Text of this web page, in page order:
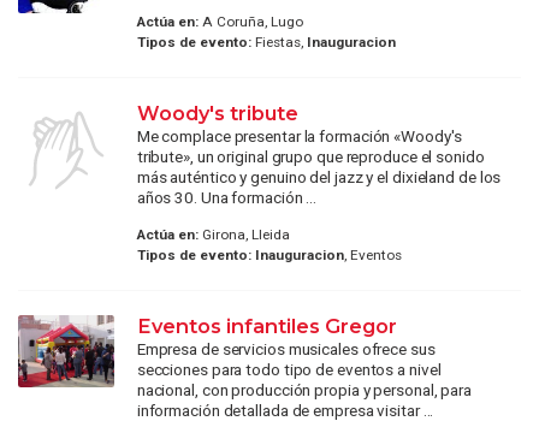
Actúa en:A Coruña, Lugo
Tipos de evento:Fiestas, Inauguracion
Woody's tribute
Me complace presentar la formación «Woody's
tribute», un original grupo que reproduce el sonido
más auténtico y genuino del jazz y el dixieland de los
años 30. Una formación ...
Actúa en:Girona, Lleida
Tipos de evento: Inauguracion, Eventos
Eventos infantiles Gregor
Empresa de servicios musicales ofrece sus
secciones para todo tipo de eventos a nivel
nacional, con producción propia y personal, para
información detallada de empresa visitar ...